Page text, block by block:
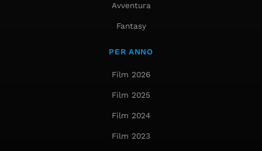
Avventura
Fantasy
PER ANNO
Film 2026
Film 2025
Film 2024
Film 2023